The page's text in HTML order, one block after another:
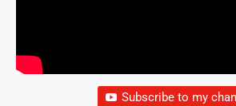
Subscribe to my